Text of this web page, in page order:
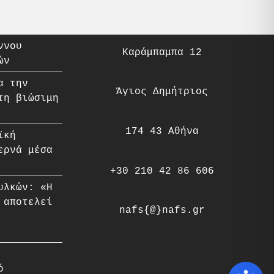
την
βιώσιμη
μέσα
«Η
Καράμπαμπα 12
Άγιος Δημήτριος
174 43 Αθήνα
+30 210 42 86 606
nafs{@}nafs.gr